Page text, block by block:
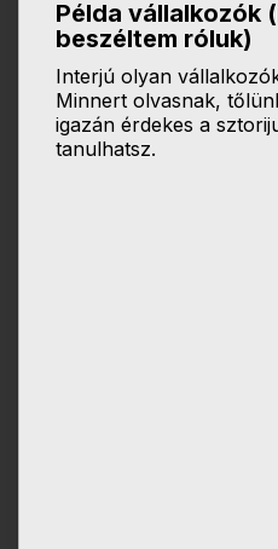
Példa vállalkozók
beszéltem róluk)
Interjú olyan
Minnert olvasnak,
igazán érdekes a
tanulhatsz.